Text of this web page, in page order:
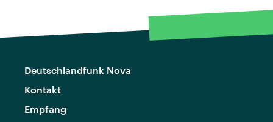
Deutschlandfunk Nova
Kontakt
Empfang